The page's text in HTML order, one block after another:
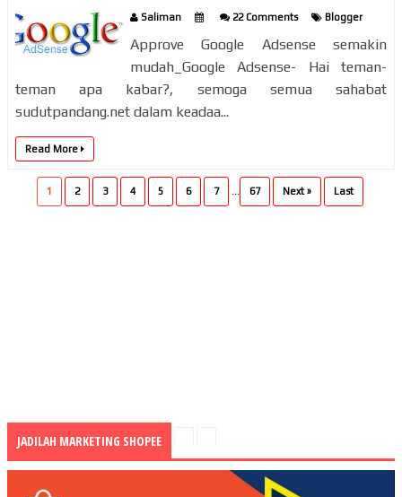
Saliman 22 Comments Blogger
Approve Google Adsense semakin
mudah_Google Adsense- Hai teman-
teman apa kabar?, semoga semua sahabat
sudutpandang.net dalam keadaa...
Read More
1 2 3 4 5 6 7 ... 67 Next » Last
JADILAH MARKETING SHOPEE